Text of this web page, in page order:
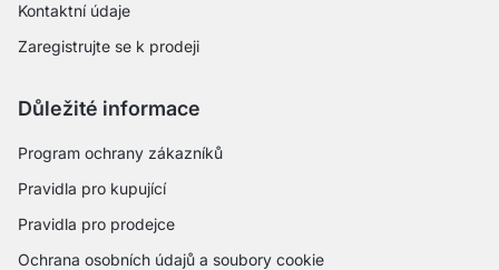
Kontaktní údaje
Zaregistrujte se k prodeji
Důležité informace
Program ochrany zákazníků
Pravidla pro kupující
Pravidla pro prodejce
Ochrana osobních údajů a soubory cookie